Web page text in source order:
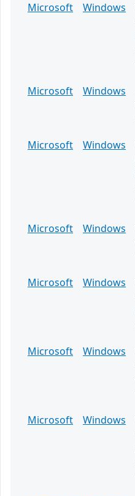
Microsoft
Windows
Microsoft
Windows
Microsoft
Windows
Microsoft
Windows
Microsoft
Windows
Microsoft
Windows
Microsoft
Windows